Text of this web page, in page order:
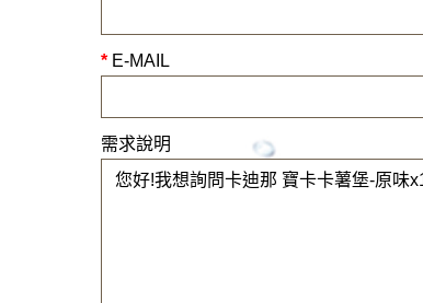
* E-MAIL
需求說明